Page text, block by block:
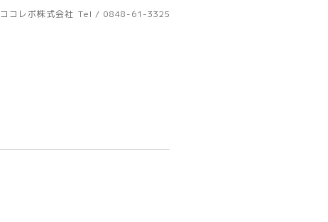
ココレボ株式会社 Tel / 0848-61-3325